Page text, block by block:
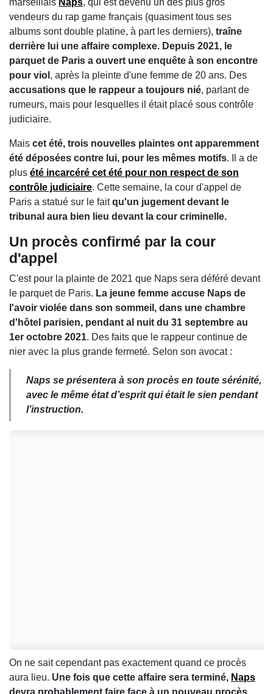
marseillais Naps, qui est devenu un des plus gros
vendeurs du rap game français (quasiment tous ses
albums sont double platine, à part les derniers), traîne
derrière lui une affaire complexe. Depuis 2021, le
parquet de Paris a ouvert une enquête à son encontre
pour viol , après la pleinte d'une femme de 20 ans. Des
accusations que le rappeur a toujours nié, parlant de
rumeurs, mais pour lesquelles il était placé sous contrôle
judiciaire.
Mais cet été, trois nouvelles plaintes ont apparemment
été déposées contre lui, pour les mêmes motifs. Il a de
plus été incarcéré cet été pour non respect de son
contrôle judiciaire. Cette semaine, la cour d'appel de
Paris a statué sur le faitqu'un jugement devant le
tribunal aura bien lieu devant la cour criminelle.
Un procès confirmé par la cour
d'appel
C'est pour la plainte de 2021 que Naps sera déféré devant
le parquet de Paris. La jeune femme accuse Naps de
l'avoir violée dans son sommeil, dans une chambre
d'hôtel parisien, pendant al nuit du 31 septembre au
1er octobre 2021. Des faits que le rappeur continue de
nier avec la plus grande fermeté. Selon son avocat :
Naps se présentera à son procès en toute sérénité,
avec le même état d’esprit qui était le sien pendant
l’instruction.
On ne sait cependant pas exactement quand ce procès
aura lieu. Une fois que cette affaire sera terminé, Naps